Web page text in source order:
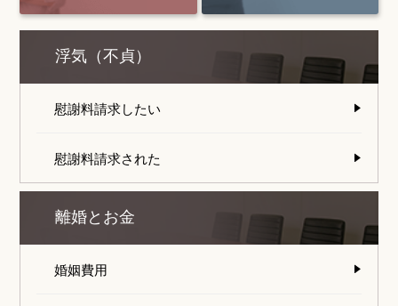
浮気（不貞）
慰謝料請求したい
慰謝料請求された
離婚とお金
婚姻費用